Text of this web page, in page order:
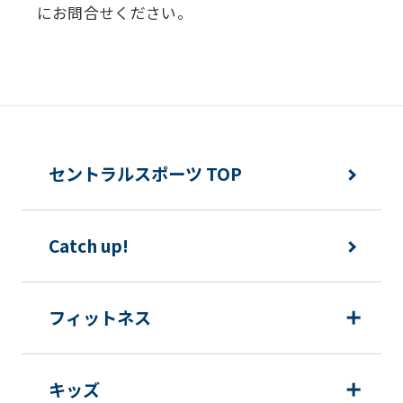
にお問合せください。
セントラルスポーツ TOP
Catch up!
フィットネス
キッズ